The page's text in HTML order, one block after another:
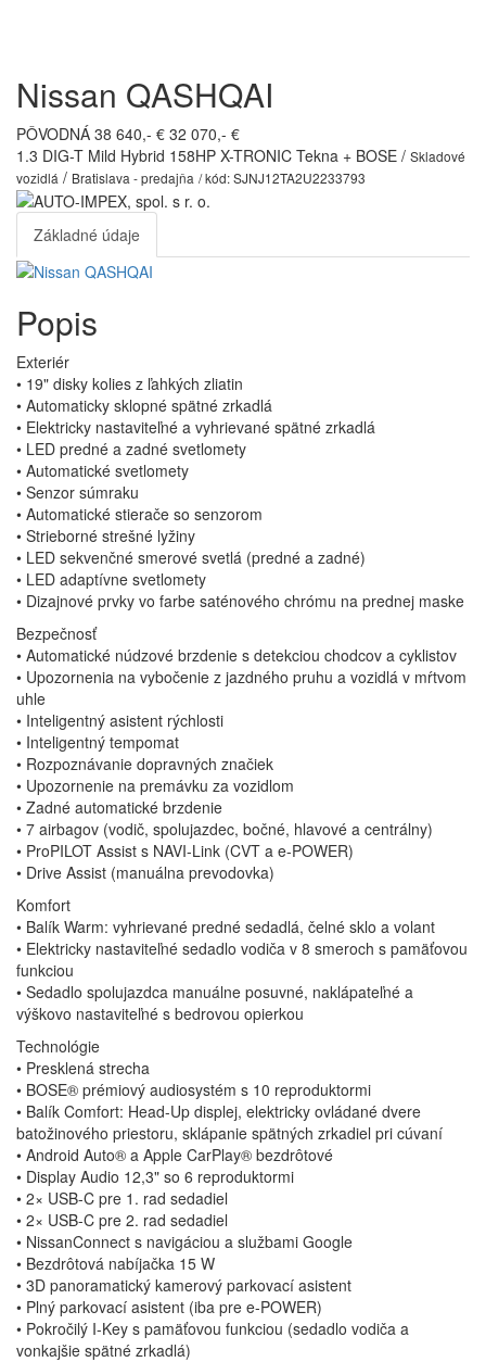
Nissan QASHQAI
PÔVODNÁ 38 640,- € 32 070,- €
1.3 DIG-T Mild Hybrid 158HP X-TRONIC Tekna + BOSE / Skladové
vozidlá / Bratislava - predajňa / kód: SJNJ12TA2U2233793
Základné údaje
Popis
Exteriér
• 19" disky kolies z ľahkých zliatin
• Automaticky sklopné spätné zrkadlá
• Elektricky nastaviteľné a vyhrievané spätné zrkadlá
• LED predné a zadné svetlomety
• Automatické svetlomety
• Senzor súmraku
• Automatické stierače so senzorom
• Strieborné strešné lyžiny
• LED sekvenčné smerové svetlá (predné a zadné)
• LED adaptívne svetlomety
• Dizajnové prvky vo farbe saténového chrómu na prednej maske
Bezpečnosť
• Automatické núdzové brzdenie s detekciou chodcov a cyklistov
• Upozornenia na vybočenie z jazdného pruhu a vozidlá v mŕtvom
uhle
• Inteligentný asistent rýchlosti
• Inteligentný tempomat
• Rozpoznávanie dopravných značiek
• Upozornenie na premávku za vozidlom
• Zadné automatické brzdenie
• 7 airbagov (vodič, spolujazdec, bočné, hlavové a centrálny)
• ProPILOT Assist s NAVI-Link (CVT a e-POWER)
• Drive Assist (manuálna prevodovka)
Komfort
• Balík Warm: vyhrievané predné sedadlá, čelné sklo a volant
• Elektricky nastaviteľné sedadlo vodiča v 8 smeroch s pamäťovou
funkciou
• Sedadlo spolujazdca manuálne posuvné, naklápateľné a
výškovo nastaviteľné s bedrovou opierkou
Technológie
• Presklená strecha
• BOSE® prémiový audiosystém s 10 reproduktormi
• Balík Comfort: Head-Up displej, elektricky ovládané dvere
batožinového priestoru, sklápanie spätných zrkadiel pri cúvaní
• Android Auto® a Apple CarPlay® bezdrôtové
• Display Audio 12,3" so 6 reproduktormi
• 2× USB-C pre 1. rad sedadiel
• 2× USB-C pre 2. rad sedadiel
• NissanConnect s navigáciou a službami Google
• Bezdrôtová nabíjačka 15 W
• 3D panoramatický kamerový parkovací asistent
• Plný parkovací asistent (iba pre e-POWER)
• Pokročilý I-Key s pamäťovou funkciou (sedadlo vodiča a
vonkajšie spätné zrkadlá)